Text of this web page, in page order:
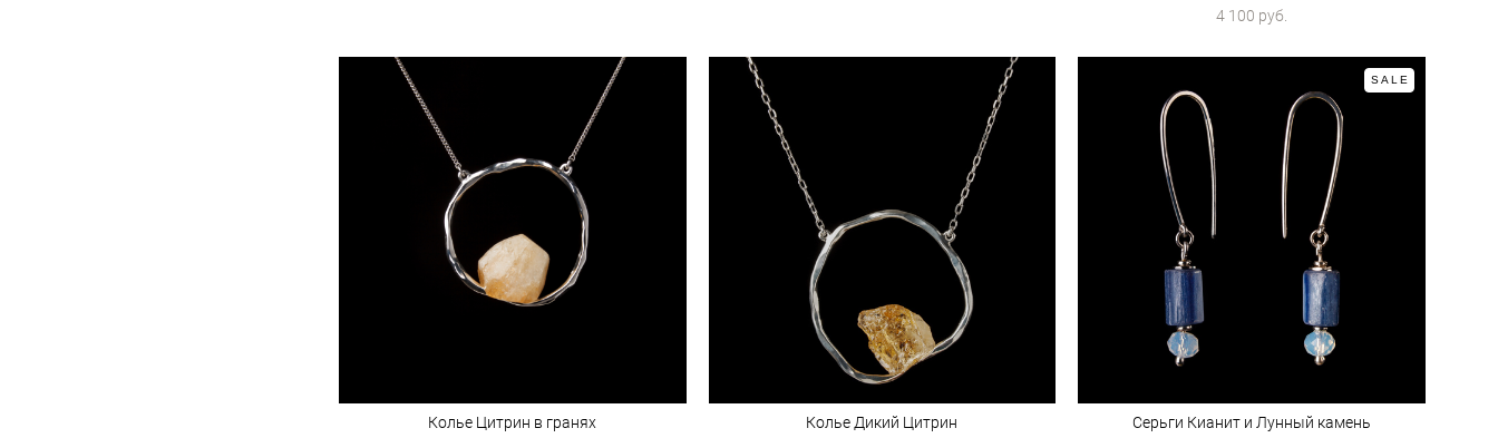
4 100 pуб.
Колье Цитрин в гранях
Колье Дикий Цитрин
SALE
Серьги Кианит и Лунный камень